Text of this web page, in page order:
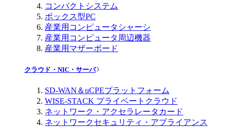
コンパクトシステム
ボックス型PC
産業用コンピュータシャーシ
産業用コンピュータ周辺機器
産業用マザーボード
クラウド・NIC・サーバ
SD-WAN＆uCPEプラットフォーム
WISE-STACK プライベートクラウド
ネットワーク・アクセラレータカード
ネットワークセキュリティ・アプライアンス